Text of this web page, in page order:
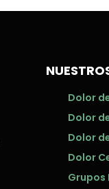
Dolor
Dolor
Dolor
Dolor
Grupos